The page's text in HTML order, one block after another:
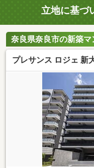
立地に基づ
奈良県奈良市の新築マ
プレサンス ロジェ 新